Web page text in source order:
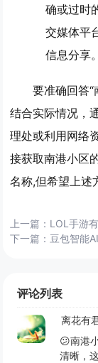
确或过时
交媒体平
信息分享。
要准确回答
结合实际情况，
理处或利用网络
接获取南港小区
名称,但希望上述
上一篇： LOL手游
下一篇： 豆包智能
评论列表
离花有
😕南港
清晰，